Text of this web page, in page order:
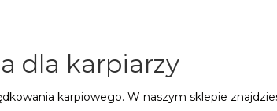
dla karpiarzy
karpiowego. W naszym sklepie